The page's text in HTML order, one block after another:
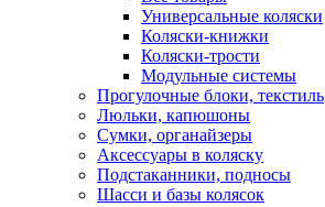
Универсальные коляски
Коляски-книжки
Коляски-трости
Модульные системы
Прогулочные блоки, текстиль
Люльки, капюшоны
Сумки, органайзеры
Аксессуары в коляску
Подстаканники, подносы
Шасси и базы колясок